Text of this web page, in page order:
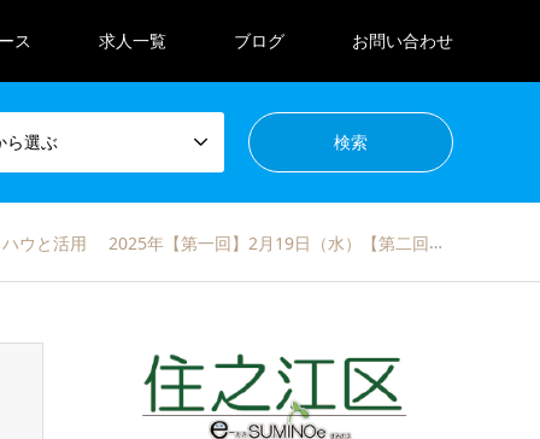
ス 求人一覧 ブログ お問い合わせ
ら選ぶ
2025年【第一回】2月19日（水）【第二回】2月26日（水）